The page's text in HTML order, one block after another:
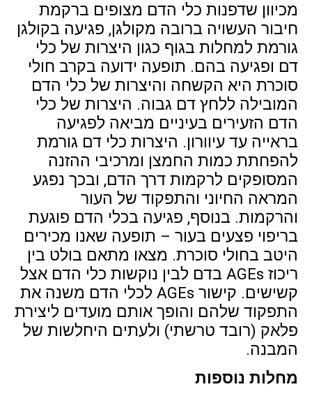
מכיוון שדפנות כלי הדם מצופים ברקמת
חיבור העשויה ברובה מקולגן, פגיעה בקולגן
גורמת למחלות בגוף כגון היצרות של כלי
דם ופגיעה בהם. תופעה ידועה בקרב חולי
סוכרת היא הקשחה והיצרות של כלי הדם
המובילה ללחץ דם גבוה. היצרות של כלי
הדם הזעירים בעיניים מביאה לפגיעה
בראייה עד עיוורון. היצרות כלי דם גורמת
להפחתת כמות החמצן ומרכיבי ההזנה
המסופקים לרקמות דרך הדם, ובכך נפגע
המראה החיוני והתפקוד של העור
והרקמות. בנוסף, פגיעה בכלי הדם פוגעת
בריפוי פצעים בעור – תופעה שאנו מכירים
היטב בחולי סוכרת. מצאו מתאם בולט בין
ריכוז AGEs בדם לבין נוקשות כלי הדם אצל
קשישים. קישור AGEs לכלי הדם משנה את
התפקוד שלהם והופך אותם מועדים ליצירת
פלאק (רובד טרשתי) ולעתים היחלשות של
המבנה.
מחלות נוספות